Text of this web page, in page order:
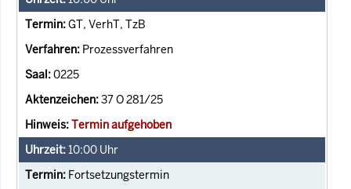
GT, VerhT, TzB
Prozessverfahren
0225
37 O 281/25
Termin aufgehoben
10:00 Uhr
Fortsetzungstermin